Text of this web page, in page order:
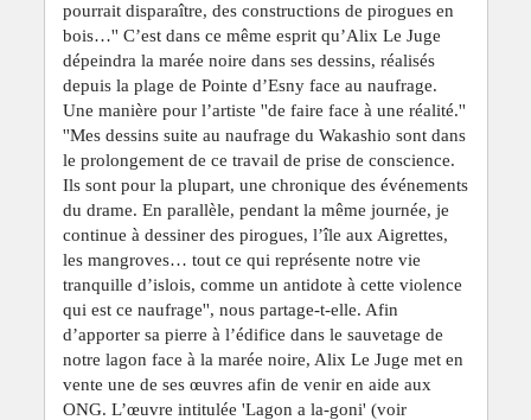
pourrait disparaître, des constructions de pirogues en
bois…'' C’est dans ce même esprit qu’Alix Le Juge
dépeindra la marée noire dans ses dessins, réalisés
depuis la plage de Pointe d’Esny face au naufrage.
Une manière pour l’artiste ''de faire face à une réalité.''
''Mes dessins suite au naufrage du Wakashio sont dans
le prolongement de ce travail de prise de conscience.
Ils sont pour la plupart, une chronique des événements
du drame. En parallèle, pendant la même journée, je
continue à dessiner des pirogues, l’île aux Aigrettes,
les mangroves… tout ce qui représente notre vie
tranquille d’islois, comme un antidote à cette violence
qui est ce naufrage'', nous partage-t-elle. Afin
d’apporter sa pierre à l’édifice dans le sauvetage de
notre lagon face à la marée noire, Alix Le Juge met en
vente une de ses œuvres afin de venir en aide aux
ONG. L’œuvre intitulée 'Lagon a la-goni' (voir